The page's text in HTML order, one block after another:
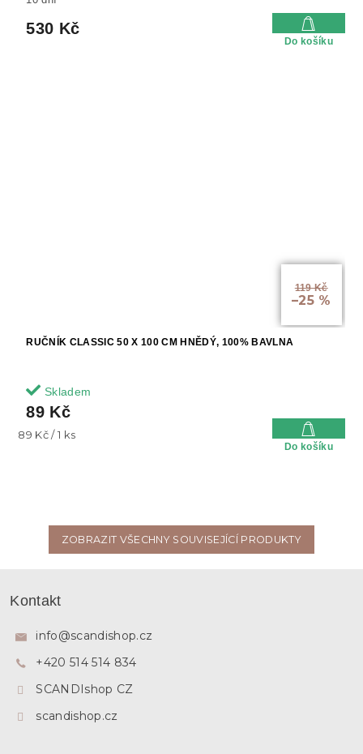
530 Kč
Do košíku
119 Kč
–25 %
RUČNÍK CLASSIC 50 X 100 CM HNĚDÝ, 100% BAVLNA
Skladem
89 Kč
Měrná
89 Kč / 1 ks
Do košíku
ZOBRAZIT VŠECHNY SOUVISEJÍCÍ PRODUKTY
Kontakt
info@scandishop.cz
+420 514 514 834
SCANDIshop CZ
scandishop.cz